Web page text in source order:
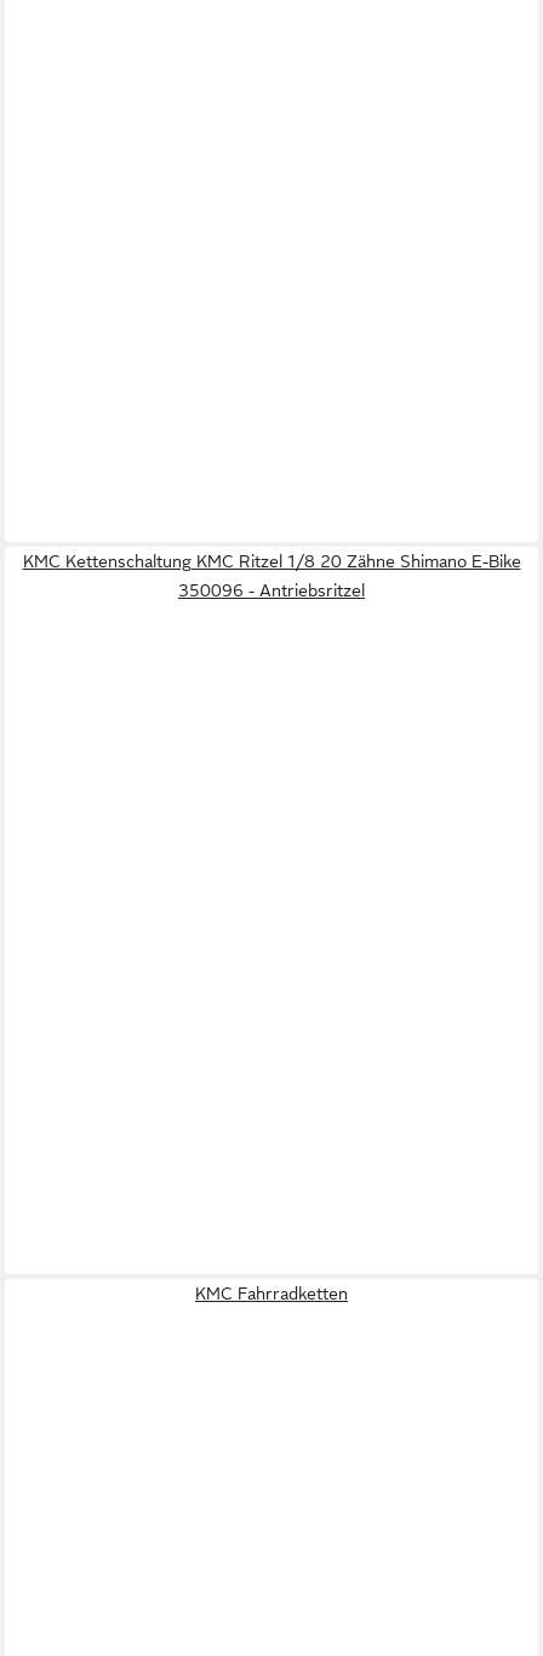
KMC Kettenschaltung KMC Ritzel 1/8 20 Zähne Shimano E-Bike
350096 - Antriebsritzel
KMC Fahrradketten